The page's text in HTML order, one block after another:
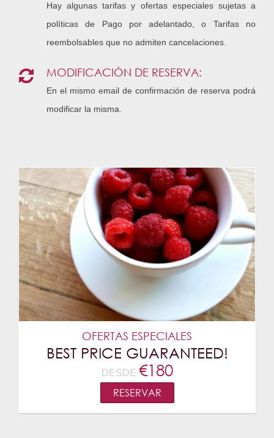
Hay algunas tarifas y ofertas especiales sujetas a
políticas de Pago por adelantado, o Tarifas no
reembolsables que no admiten cancelaciones.
MODIFICACIÓN DE RESERVA:
En el mismo email de confirmación de reserva podrá
modificar la misma.
OFERTAS ESPECIALES
BEST PRICE GUARANTEED!
DESDE €180
RESERVAR